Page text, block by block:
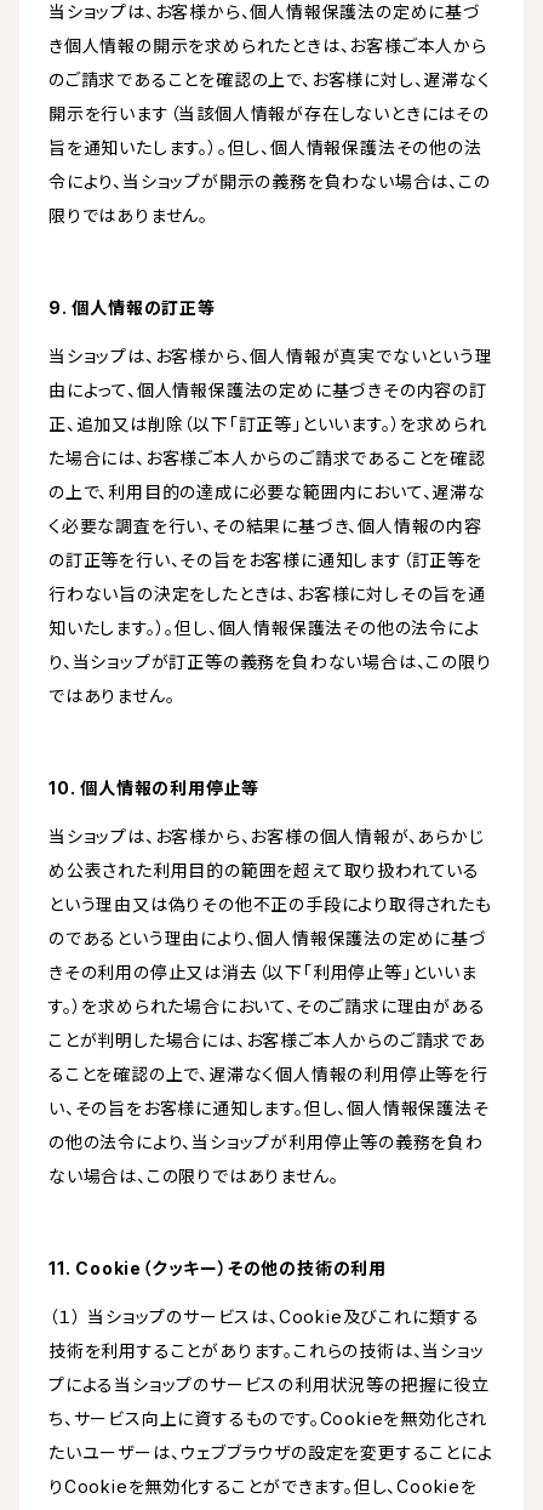
当ショップは、お客様から、個人情報保護法の定めに基づ
き個人情報の開示を求められたときは、お客様ご本人から
のご請求であることを確認の上で、お客様に対し、遅滞なく
開示を行います（当該個人情報が存在しないときにはその
旨を通知いたします。）。但し、個人情報保護法その他の法
令により、当ショップが開示の義務を負わない場合は、この
限りではありません。
9. 個人情報の訂正等
当ショップは、お客様から、個人情報が真実でないという理
由によって、個人情報保護法の定めに基づきその内容の訂
正、追加又は削除（以下「訂正等」といいます。）を求められ
た場合には、お客様ご本人からのご請求であることを確認
の上で、利用目的の達成に必要な範囲内において、遅滞な
く必要な調査を行い、その結果に基づき、個人情報の内容
の訂正等を行い、その旨をお客様に通知します（訂正等を
行わない旨の決定をしたときは、お客様に対しその旨を通
知いたします。）。但し、個人情報保護法その他の法令によ
り、当ショップが訂正等の義務を負わない場合は、この限り
ではありません。
10. 個人情報の利用停止等
当ショップは、お客様から、お客様の個人情報が、あらかじ
め公表された利用目的の範囲を超えて取り扱われている
という理由又は偽りその他不正の手段により取得されたも
のであるという理由により、個人情報保護法の定めに基づ
きその利用の停止又は消去（以下「利用停止等」といいま
す。）を求められた場合において、そのご請求に理由がある
ことが判明した場合には、お客様ご本人からのご請求であ
ることを確認の上で、遅滞なく個人情報の利用停止等を行
い、その旨をお客様に通知します。但し、個人情報保護法そ
の他の法令により、当ショップが利用停止等の義務を負わ
ない場合は、この限りではありません。
11. Cookie（クッキー）その他の技術の利用
（１） 当ショップのサービスは、Cookie及びこれに類する
技術を利用することがあります。これらの技術は、当ショッ
プによる当ショップのサービスの利用状況等の把握に役立
ち、サービス向上に資するものです。Cookieを無効化され
たいユーザーは、ウェブブラウザの設定を変更することによ
りCookieを無効化することができます。但し、Cookieを